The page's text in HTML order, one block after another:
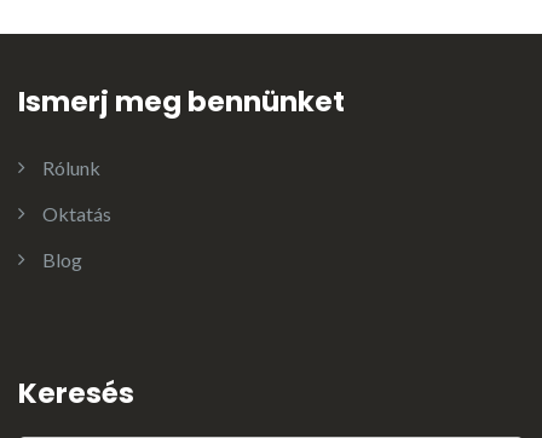
Ismerj meg bennünket
Rólunk
Oktatás
Blog
Keresés